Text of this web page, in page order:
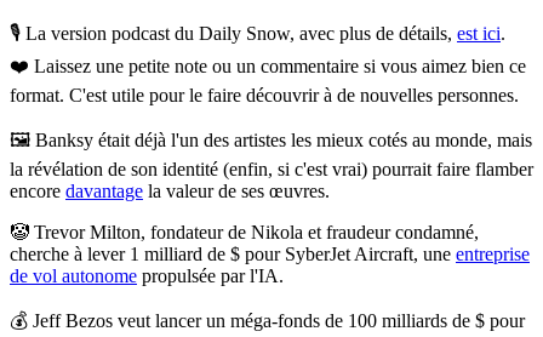
🎙️ La version podcast du Daily Snow, avec plus de détails, est ici.
❤️ Laissez une petite note ou un commentaire si vous aimez bien ce
format. C'est utile pour le faire découvrir à de nouvelles personnes.
🖼️ Banksy était déjà l'un des artistes les mieux cotés au monde, mais
la révélation de son identité (enfin, si c'est vrai) pourrait faire flamber
encore davantage la valeur de ses œuvres.
🤡 Trevor Milton, fondateur de Nikola et fraudeur condamné,
cherche à lever 1 milliard de $ pour SyberJet Aircraft, une entreprise
de vol autonome propulsée par l'IA.
💰 Jeff Bezos veut lancer un méga-fonds de 100 milliards de $ pour